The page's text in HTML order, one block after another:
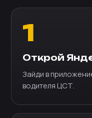
1
Открой
Зайди в
водителя ЦСТ.